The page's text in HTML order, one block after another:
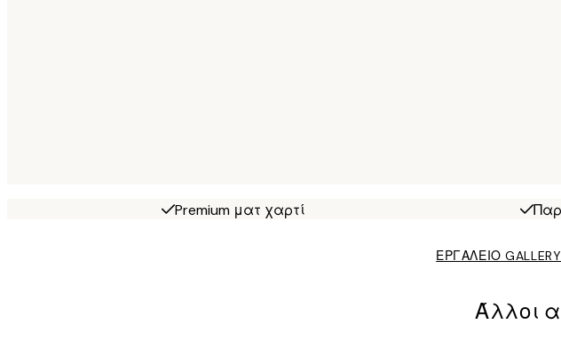
Premium ματ χαρτί
ΕΡΓΑΛΕΙΟ
Άλλοι